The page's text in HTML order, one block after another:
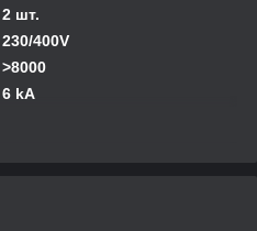
2 шт.
230/400V
>8000
6 kA